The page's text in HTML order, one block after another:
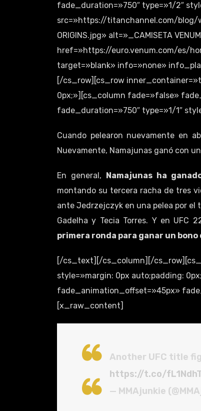
fade_duration=»750″ type=»1/2″
src=»https://titanchannel.com/blog/
ORIGINS.jpg» alt=»_CAMISETA
href=»https://euro.venum.com/es/
target=»blank» info=»none»
[/cs_row][cs_row
0px;»][cs_column fade=»false»
fade_duration=»750″ type=»1/1″
Cuando pelearon nuevamente en
Nuevamente, Namajunas ganó con
En general, Namajunas ha
montando su tercera racha de tres
ante Jedrzejczyk en una pelea por el
Gadelha y Tecia Torres. Y en UFC
primera ronda para ganar un bono
[/cs_text][/cs_column][/
style=»margin: 0px auto;padding:
fade_animation_offset=»45px»
[x_raw_content]
Another UFC title
https://t.co/
— MMAjunkie